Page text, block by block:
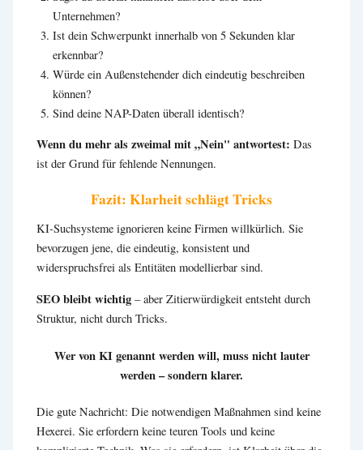
Unternehmen?
Ist dein Schwerpunkt innerhalb von 5 Sekunden klar
erkennbar?
Würde ein Außenstehender dich eindeutig beschreiben
können?
Sind deine NAP-Daten überall identisch?
Wenn du mehr als zweimal mit „Nein" antwortest: Das
ist der Grund für fehlende Nennungen.
Fazit: Klarheit schlägt Tricks
KI-Suchsysteme ignorieren keine Firmen willkürlich. Sie
bevorzugen jene, die eindeutig, konsistent und
widerspruchsfrei als Entitäten modellierbar sind.
SEO bleibt wichtig – aber Zitierwürdigkeit entsteht durch
Struktur, nicht durch Tricks.
Wer von KI genannt werden will, muss nicht lauter
werden – sondern klarer.
Die gute Nachricht: Die notwendigen Maßnahmen sind keine
Hexerei. Sie erfordern keine teuren Tools und keine